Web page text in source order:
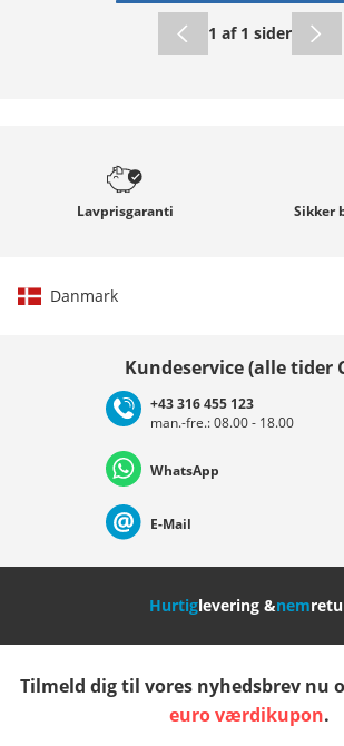
1 af 1 sider
Lavprisgaranti Sikker
Danmark
Deutschland Österreich
Nederland Italia (Italiano)
Slovenija
Kundeservice (alle tider
+43 316 455 123
man.-fre.: 08.00 - 18.00
WhatsApp
E-Mail
Hurtiglevering &nem
Tilmeld dig til vores nyhedsbrev nu
euro værdikupon.